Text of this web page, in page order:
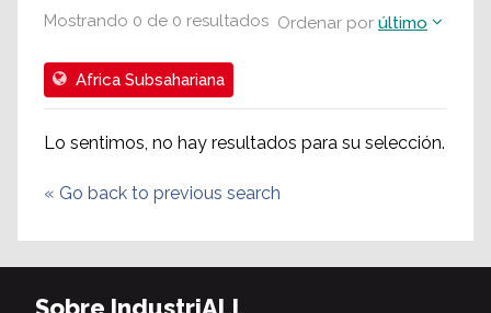
Mostrando 0 de 0 resultados Ordenar por último
Africa Subsahariana
Lo sentimos, no hay resultados para su selección.
« Go back to previous search